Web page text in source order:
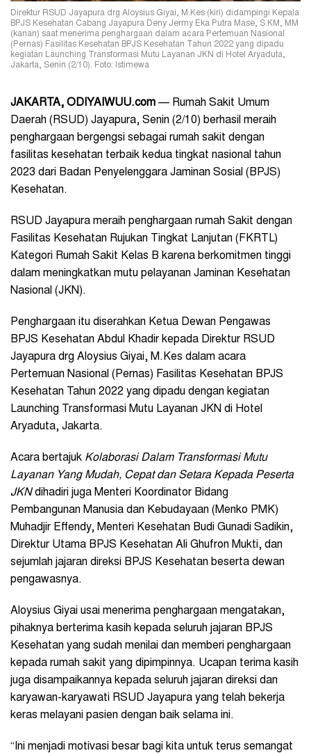
Direktur RSUD Jayapura drg Aloysius Giyai, M.Kes (kiri) didampingi Kepala
BPJS Kesehatan Cabang Jayapura Deny Jermy Eka Putra Mase, S.KM, MM
(kanan) saat menerima penghargaan dalam acara Pertemuan Nasional
(Pernas) Fasilitas Kesehatan BPJS Kesehatan Tahun 2022 yang dipadu
kegiatan Launching Transformasi Mutu Layanan JKN di Hotel Aryaduta,
Jakarta, Senin (2/10). Foto: Istimewa
JAKARTA, ODIYAIWUU.com — Rumah Sakit Umum
Daerah (RSUD) Jayapura, Senin (2/10) berhasil meraih
penghargaan bergengsi sebagai rumah sakit dengan
fasilitas kesehatan terbaik kedua tingkat nasional tahun
2023 dari Badan Penyelenggara Jaminan Sosial (BPJS)
Kesehatan.
RSUD Jayapura meraih penghargaan rumah Sakit dengan
Fasilitas Kesehatan Rujukan Tingkat Lanjutan (FKRTL)
Kategori Rumah Sakit Kelas B karena berkomitmen tinggi
dalam meningkatkan mutu pelayanan Jaminan Kesehatan
Nasional (JKN).
Penghargaan itu diserahkan Ketua Dewan Pengawas
BPJS Kesehatan Abdul Khadir kepada Direktur RSUD
Jayapura drg Aloysius Giyai, M.Kes dalam acara
Pertemuan Nasional (Pernas) Fasilitas Kesehatan BPJS
Kesehatan Tahun 2022 yang dipadu dengan kegiatan
Launching Transformasi Mutu Layanan JKN di Hotel
Aryaduta, Jakarta.
Acara bertajuk Kolaborasi Dalam Transformasi Mutu
Layanan Yang Mudah, Cepat dan Setara Kepada Peserta
JKNdihadiri juga Menteri Koordinator Bidang
Pembangunan Manusia dan Kebudayaan (Menko PMK)
Muhadjir Effendy, Menteri Kesehatan Budi Gunadi Sadikin,
Direktur Utama BPJS Kesehatan Ali Ghufron Mukti, dan
sejumlah jajaran direksi BPJS Kesehatan beserta dewan
pengawasnya.
Aloysius Giyai usai menerima penghargaan mengatakan,
pihaknya berterima kasih kepada seluruh jajaran BPJS
Kesehatan yang sudah menilai dan memberi penghargaan
kepada rumah sakit yang dipimpinnya. Ucapan terima kasih
juga disampaikannya kepada seluruh jajaran direksi dan
karyawan-karyawati RSUD Jayapura yang telah bekerja
keras melayani pasien dengan baik selama ini.
“Ini menjadi motivasi besar bagi kita untuk terus semangat